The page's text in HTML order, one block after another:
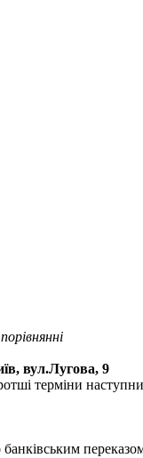
вул.Лугова, 9
терміни